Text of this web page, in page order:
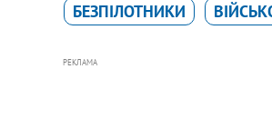
БЕЗПІЛОТНИКИ
РЕКЛАМА